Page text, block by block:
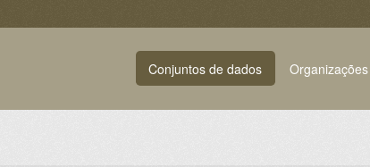
Conjuntos de dados Organizações